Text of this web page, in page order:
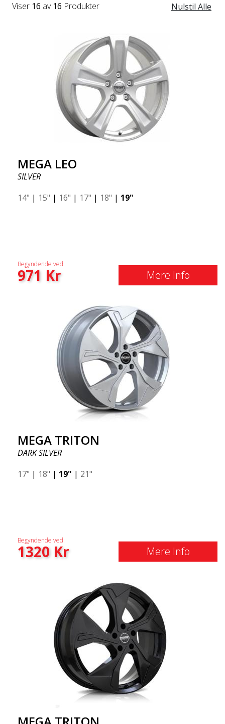
Nulstil Alle
Viser 16 av 16 Produkter
MEGA LEO
SILVER
14" | 15" | 16" | 17" | 18" | 19"
Begyndende ved:
971 Kr Mere Info
MEGA TRITON
DARK SILVER
17" | 18" | 19" | 21"
Begyndende ved:
1320Kr Mere Info